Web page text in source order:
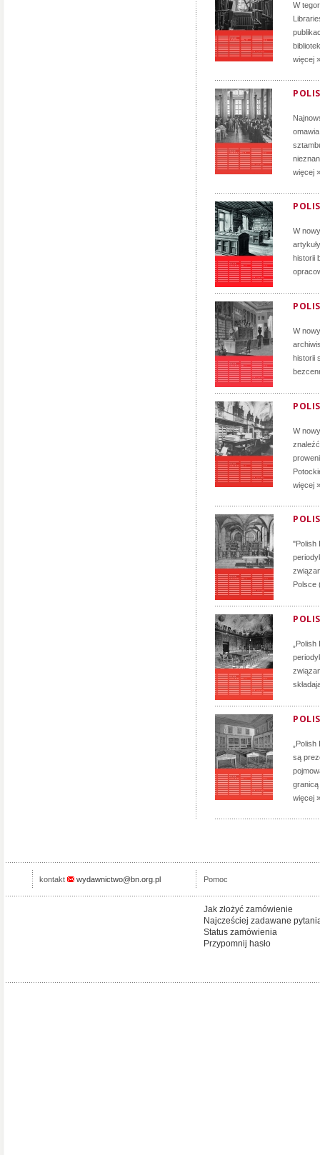
W
więcej »
więcej »
W
historii
W
historii
W
więcej »
"Polish
Polsce
są
więcej »
kontakt wydawnictwo@bn.org.pl Pomoc
Jak złożyć zamówienie
Najcześciej zadawane
Status zamówienia
Przypomnij hasło